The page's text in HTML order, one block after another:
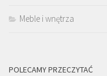
Meble i wnętrza
POLECAMY PRZECZYTAĆ